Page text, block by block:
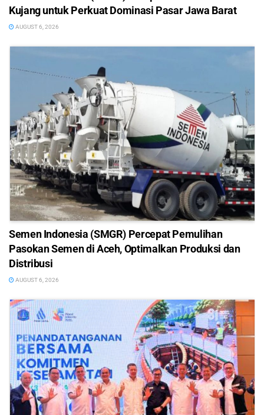
Kujang untuk Perkuat Dominasi Pasar Jawa Barat
AUGUST 6, 2026
Semen Indonesia (SMGR) Percepat Pemulihan
Pasokan Semen di Aceh, Optimalkan Produksi dan
Distribusi
AUGUST 6, 2026